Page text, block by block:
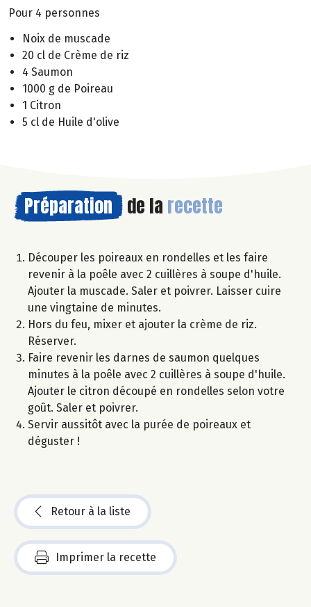
Pour 4 personnes
Noix de muscade
20 cl de Crème de riz
4 Saumon
1000 g de Poireau
1 Citron
5 cl de Huile d'olive
Préparation de la recette
Découper les poireaux en rondelles et les faire
revenir à la poêle avec 2 cuillères à soupe d'huile.
Ajouter la muscade. Saler et poivrer. Laisser cuire
une vingtaine de minutes.
Hors du feu, mixer et ajouter la crème de riz.
Réserver.
Faire revenir les darnes de saumon quelques
minutes à la poêle avec 2 cuillères à soupe d'huile.
Ajouter le citron découpé en rondelles selon votre
goût. Saler et poivrer.
Servir aussitôt avec la purée de poireaux et
déguster !
Retour à la liste
Imprimer la recette